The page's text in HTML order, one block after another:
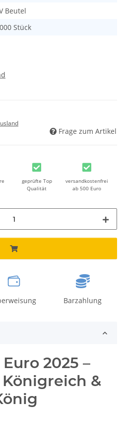
Beutel
Stück
Frage zum Artikel
geprüfte Top
Qualität
versandkostenfrei
ab 500 Euro
Barzahlung
2025 –
Königreich &